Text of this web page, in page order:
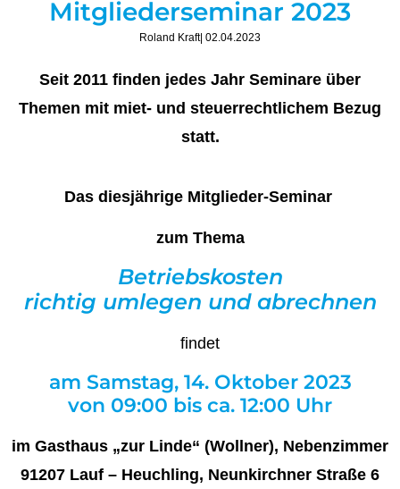
Mitgliederseminar 2023
Roland Kraft| 02.04.2023
Seit 2011 finden jedes Jahr Seminare über
Themen mit miet- und steuerrechtlichem Bezug
statt.
Das diesjährige Mitglieder-Seminar
zum Thema
Betriebskosten
richtig umlegen und abrechnen
findet
am Samstag, 14. Oktober 2023
von 09:00 bis ca. 12:00 Uhr
im Gasthaus „zur Linde“ (Wollner), Nebenzimmer
91207 Lauf – Heuchling, Neunkirchner Straße 6